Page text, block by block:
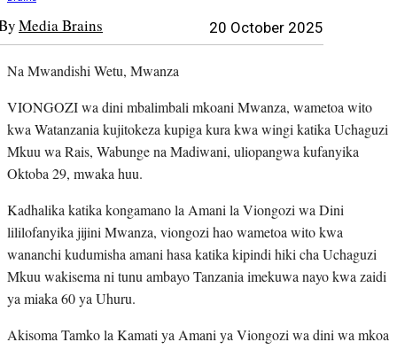
Media Brains 20 October 2025
Na Mwandishi Wetu, Mwanza
VIONGOZI wa dini mbalimbali mkoani Mwanza, wametoa wito
kwa Watanzania kujitokeza kupiga kura kwa wingi katika Uchaguzi
Mkuu wa Rais, Wabunge na Madiwani, uliopangwa kufanyika
Oktoba 29, mwaka huu.
Kadhalika katika kongamano la Amani la Viongozi wa Dini
lililofanyika jijini Mwanza, viongozi hao wametoa wito kwa
wananchi kudumisha amani hasa katika kipindi hiki cha Uchaguzi
Mkuu wakisema ni tunu ambayo Tanzania imekuwa nayo kwa zaidi
ya miaka 60 ya Uhuru.
Akisoma Tamko la Kamati ya Amani ya Viongozi wa dini wa mkoa